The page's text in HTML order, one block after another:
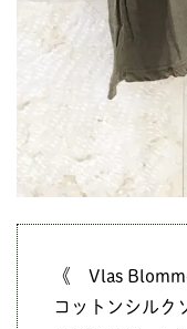
《 Vlas
コットンシルク